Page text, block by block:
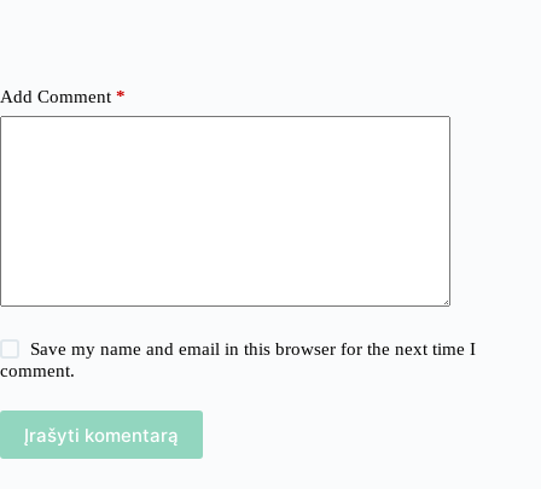
Add Comment *
Save my name and email in this browser for the next time I
comment.
Įrašyti komentarą